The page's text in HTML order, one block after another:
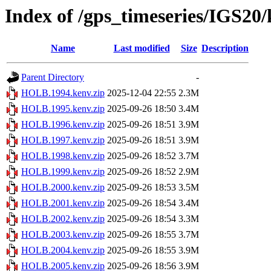
Index of /gps_timeseries/
Name Last modified Size Description
Parent Directory
-
HOLB.1994.kenv.zip 2025-12-04 22:55 2.3M
HOLB.1995.kenv.zip 2025-09-26 18:50 3.4M
HOLB.1996.kenv.zip 2025-09-26 18:51 3.9M
HOLB.1997.kenv.zip 2025-09-26 18:51 3.9M
HOLB.1998.kenv.zip 2025-09-26 18:52 3.7M
HOLB.1999.kenv.zip 2025-09-26 18:52 2.9M
HOLB.2000.kenv.zip 2025-09-26 18:53 3.5M
HOLB.2001.kenv.zip 2025-09-26 18:54 3.4M
HOLB.2002.kenv.zip 2025-09-26 18:54 3.3M
HOLB.2003.kenv.zip 2025-09-26 18:55 3.7M
HOLB.2004.kenv.zip 2025-09-26 18:55 3.9M
HOLB.2005.kenv.zip 2025-09-26 18:56 3.9M